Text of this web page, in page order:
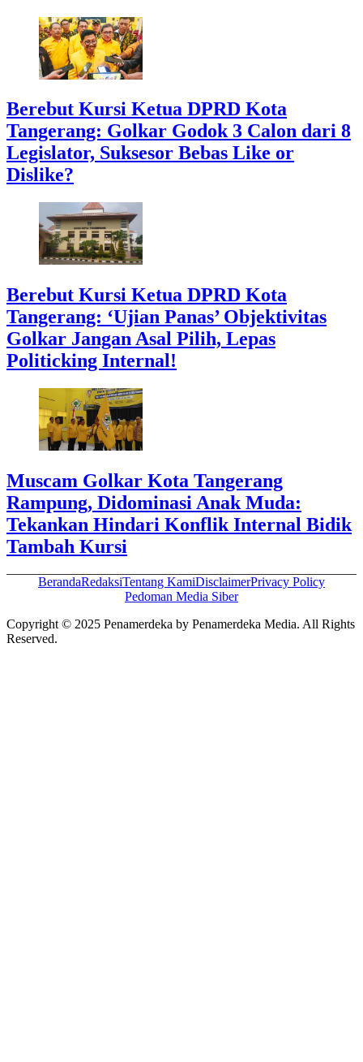
Berebut Kursi Ketua DPRD Kota
Tangerang: Golkar Godok 3 Calon dari 8
Legislator, Suksesor Bebas Like or
Dislike?
Berebut Kursi Ketua DPRD Kota
Tangerang: ‘Ujian Panas’ Objektivitas
Golkar Jangan Asal Pilih, Lepas
Politicking Internal!
Muscam Golkar Kota Tangerang
Rampung, Didominasi Anak Muda:
Tekankan Hindari Konflik Internal Bidik
Tambah Kursi
BerandaRedaksiTentang KamiDisclaimerPrivacy Policy
Pedoman Media Siber
Copyright © 2025 Penamerdeka by Penamerdeka Media. All Rights
Reserved.